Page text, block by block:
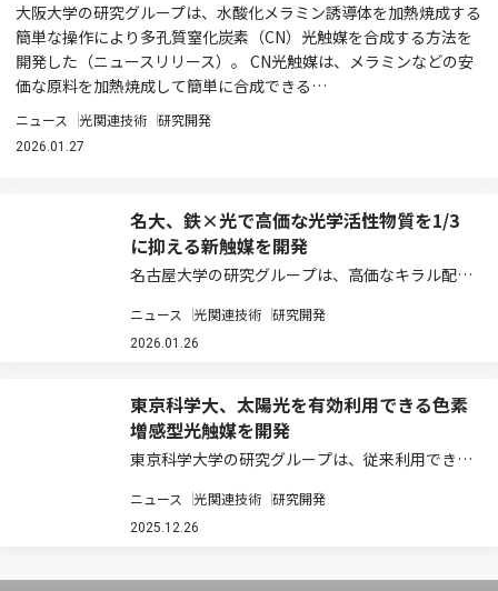
大阪大学の研究グループは、水酸化メラミン誘導体を加熱焼成する
簡単な操作により多孔質窒化炭素（CN）光触媒を合成する方法を
開発した（ニュースリリース）。 CN光触媒は、メラミンなどの安
価な原料を加熱焼成して簡単に合成できる…
ニュース 光関連技術 研究開発
2026.01.27
名大、鉄×光で高価な光学活性物質を1/3
に抑える新触媒を開発
名古屋大学の研究グループは、高価なキラル配位
的なデザインの鉄（III）光触媒の開発に成功した
（ニュースリリース）。 金属光触媒は、非金属光
ニュース 光関連技術 研究開発
2026.01.26
東京科学大、太陽光を有効利用できる色素
増感型光触媒を開発
東京科学大学の研究グループは、従来利用できな
型光触媒を開発した（ニュースリリース）。 クリ
ーンなエネルギー源として注目されている水素を
ニュース 光関連技術 研究開発
2025.12.26